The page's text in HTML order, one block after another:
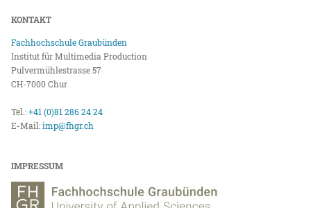
KONTAKT
Fachhochschule Graubünden
Institut für Multimedia Production
Pulvermühlestrasse 57
CH-7000 Chur
Tel.:+41 (0)81 286 24 24
E-Mail:imp@fhgr.ch
IMPRESSUM